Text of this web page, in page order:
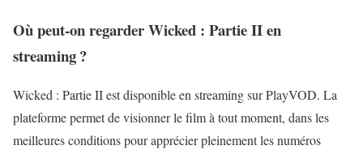
Où peut-on regarder Wicked : Partie II en
streaming ?
Wicked : Partie II est disponible en streaming sur PlayVOD. La
plateforme permet de visionner le film à tout moment, dans les
meilleures conditions pour apprécier pleinement les numéros